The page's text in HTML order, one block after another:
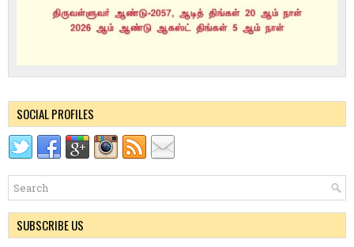
SOCIAL PROFILES
SUBSCRIBE US